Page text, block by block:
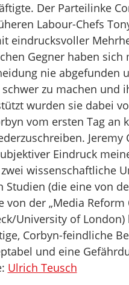
Der Parteilinke
Labour-Chefs
eindrucksvoller
Gegner haben
nie abgefunden
schwer zu machen und
wurden sie dabei
vom ersten Tag an
Eindruck
wissenschaftliche
Studien (die eine von
von der „Media
University of
Corbyn-feindliche
und eine
Ulrich Teusch